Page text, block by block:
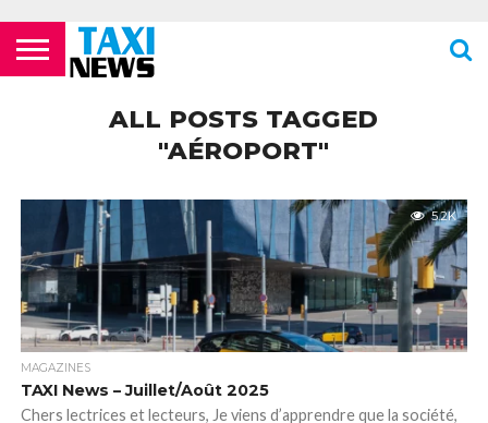
ACTUALITÉS
FORMATION
COMPAGNIES
AÉRIENNES /
FOURRIÈRES
PHARMACIES
24H/24 OU
TOILETTES
PUBLIQUES
CONTACTER
CONFIDENTIALITÉALL POSTS TAGGED
"AÉROPORT"
5.2K
MAGAZINES
TAXI News – Juillet/Août 2025
Chers lectrices et lecteurs, Je viens d’apprendre que la société,